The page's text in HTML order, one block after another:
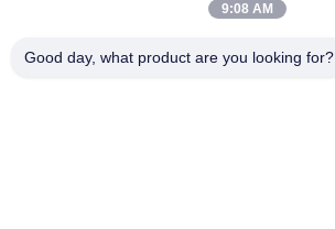
주소
9:08 AM
Good day, what product are you looking for?